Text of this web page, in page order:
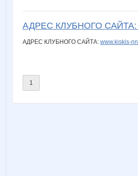
АДРЕС КЛУБНОГО САЙТА:
АДРЕС КЛУБНОГО САЙТА: www.kiskis-
1